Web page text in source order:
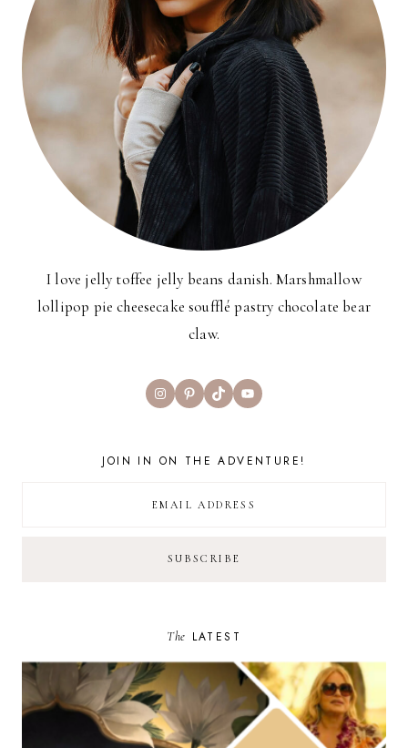
I love jelly toffee jelly beans danish. Marshmallow
lollipop pie cheesecake soufflé pastry chocolate bear
claw.
InstagramPinterest
TikTokYouTube
JOIN IN ON THE ADVENTURE!
The LATEST